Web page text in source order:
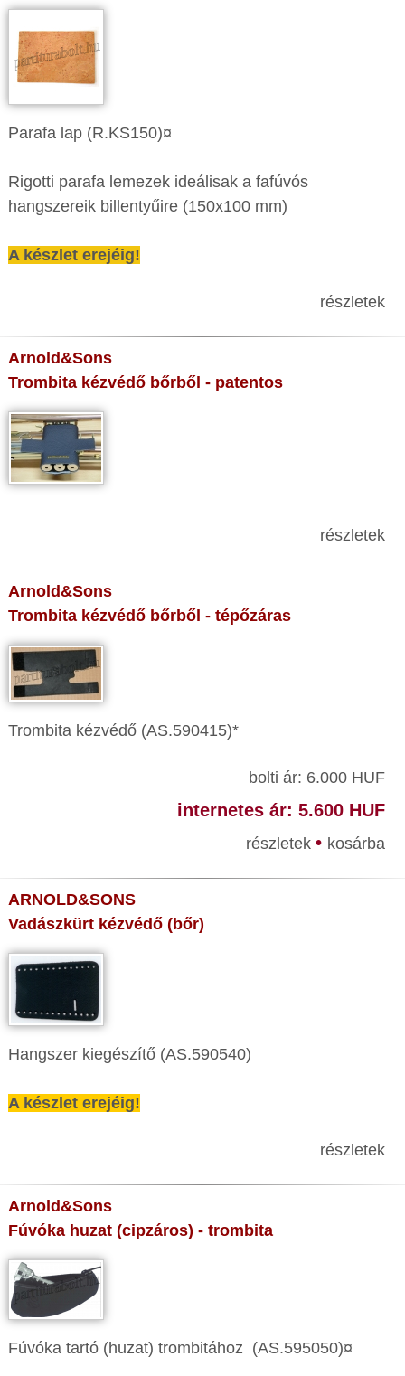
Parafa lap (R.KS150)¤
Rigotti parafa lemezek ideálisak a fafúvós
hangszereik billentyűire (150x100 mm)
A készlet erejéig!
részletek
Arnold&Sons
Trombita kézvédő bőrből - patentos
részletek
Arnold&Sons
Trombita kézvédő bőrből - tépőzáras
Trombita kézvédő (AS.590415)*
bolti ár: 6.000 HUF
internetes ár: 5.600 HUF
részletek • kosárba
ARNOLD&SONS
Vadászkürt kézvédő (bőr)
Hangszer kiegészítő (AS.590540)
A készlet erejéig!
részletek
Arnold&Sons
Fúvóka huzat (cipzáros) - trombita
Fúvóka tartó (huzat) trombitához (AS.595050)¤